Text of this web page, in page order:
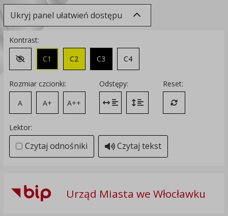
Ukryj panel ułatwień dostępu
Kontrast:
Zmień kontrast na domyślny
C1 C2 C3 C4
Rozmiar czcionki:
A
A+ A++
Odstępy:
Zmień odstęp między literami
Zmień interlinię i margines
Reset:
Przywróć
Lektor:
Czytaj odnośniki Czytaj tekst
Urząd Miasta we Włocławku